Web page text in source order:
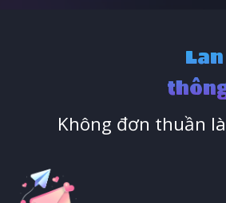
Không đơn thuần